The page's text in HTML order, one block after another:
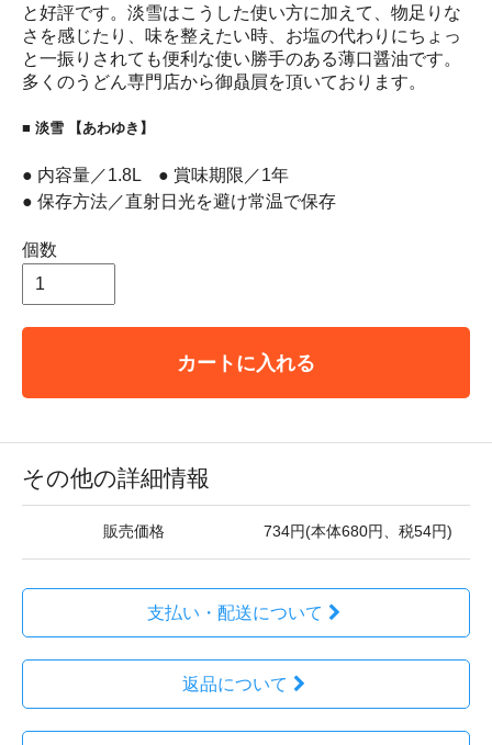
と好評です。淡雪はこうした使い方に加えて、物足りな
さを感じたり、味を整えたい時、お塩の代わりにちょっ
と一振りされても便利な使い勝手のある薄口醤油です。
多くのうどん専門店から御贔屓を頂いております。
■ 淡雪 【あわゆき】
● 内容量／1.8L ● 賞味期限／1年
● 保存方法／直射日光を避け常温で保存
個数
カートに入れる
その他の詳細情報
販売価格 734円(本体680円、税54円)
支払い・配送について
返品について